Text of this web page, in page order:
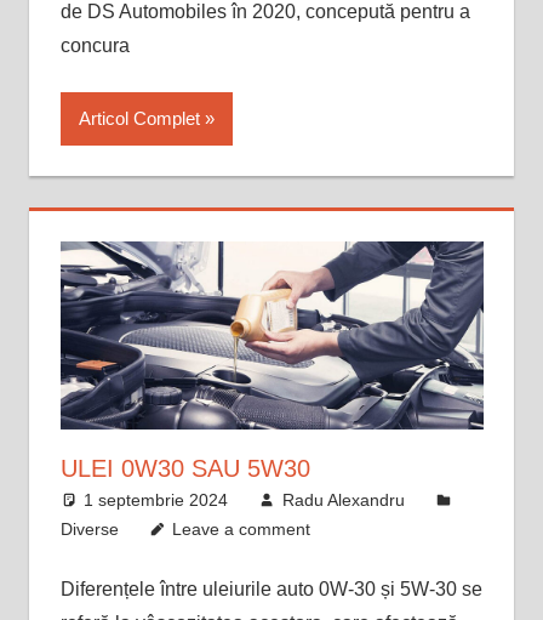
de DS Automobiles în 2020, concepută pentru a
concura
Articol Complet
ULEI 0W30 SAU 5W30
1 septembrie 2024
Radu Alexandru
Diverse
Leave a comment
Diferențele între uleiurile auto 0W-30 și 5W-30 se